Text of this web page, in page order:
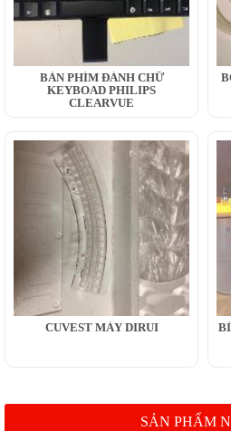
BÀN PHÍM ĐÁNH CHỮ
KEYBOAD PHILIPS
CLEARVUE
CUVEST MÁY DIRUI
SẢN PHẨM